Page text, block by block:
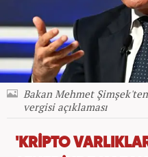
Bakan Mehmet
vergisi açıklaması
'KRİPTO